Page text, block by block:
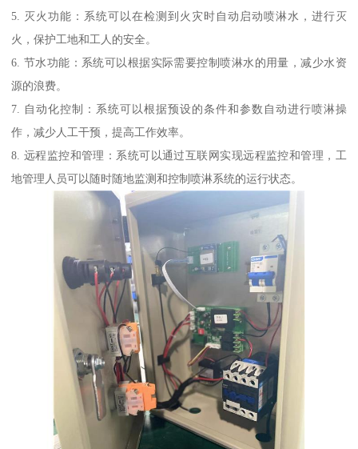
5. 灭火功能：系统可以在检测到火灾时自动启动喷淋水，进行灭
火，保护工地和工人的安全。
6. 节水功能：系统可以根据实际需要控制喷淋水的用量，减少水资
源的浪费。
7. 自动化控制：系统可以根据预设的条件和参数自动进行喷淋操
作，减少人工干预，提高工作效率。
8. 远程监控和管理：系统可以通过互联网实现远程监控和管理，工
地管理人员可以随时随地监测和控制喷淋系统的运行状态。